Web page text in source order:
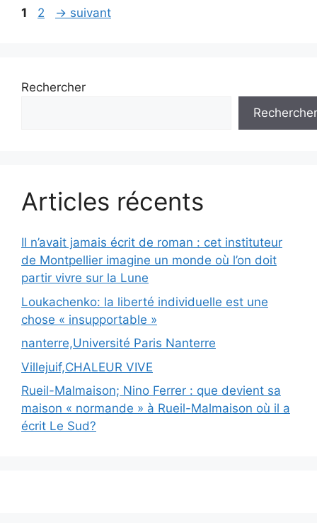
Page
1 Page
2 → suivant
Rechercher
Rechercher
Articles récents
Il n’avait jamais écrit de roman : cet instituteur
de Montpellier imagine un monde où l’on doit
partir vivre sur la Lune
Loukachenko: la liberté individuelle est une
chose « insupportable »
nanterre,Université Paris Nanterre
Villejuif,CHALEUR VIVE
Rueil-Malmaison; Nino Ferrer : que devient sa
maison « normande » à Rueil-Malmaison où il a
écrit Le Sud?